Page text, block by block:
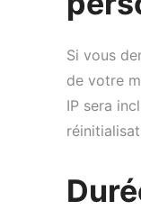
Si vous
de votre
IP sera